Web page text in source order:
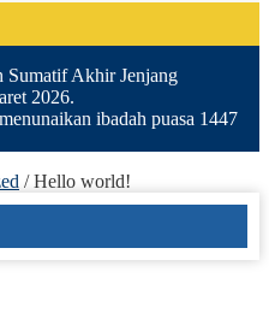
Sumatif Akhir Jenjang
2026.
ibadah puasa 1447
/Hello world!